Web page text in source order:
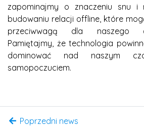
zapominajmy o znaczeniu snu
budowaniu relacji offline, które
przeciwwagą dla naszego
Pamiętajmy, że technologia
dominować nad naszym
samopoczuciem.
Poprzedni news